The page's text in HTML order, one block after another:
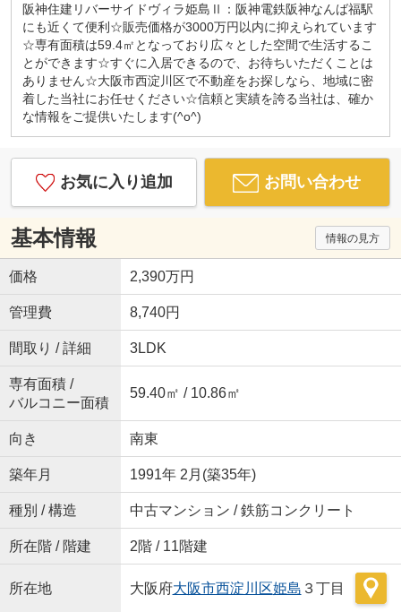
阪神住建リバーサイドヴィラ姫島Ⅱ：阪神電鉄阪神なんば福駅
にも近くて便利☆販売価格が3000万円以内に抑えられています
☆専有面積は59.4㎡となっており広々とした空間で生活するこ
とができます☆すぐに入居できるので、お待ちいただくことは
ありません☆大阪市西淀川区で不動産をお探しなら、地域に密
着した当社にお任せください☆信頼と実績を誇る当社は、確か
な情報をご提供いたします(^o^)
お気に入り追加 お問い合わせ
基本情報 情報の見方
価格 2,390万円
管理費 8,740円
間取り / 詳細 3LDK
専有面積 /
バルコニー面積
59.40㎡ / 10.86㎡
向き 南東
築年月 1991年 2月(築35年)
種別 / 構造 中古マンション / 鉄筋コンクリート
所在階 / 階建 2階 / 11階建
所在地 大阪府大阪市西淀川区姫島 ３丁目